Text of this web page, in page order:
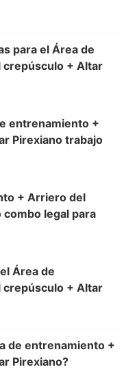
para el Área de
+ Altar
entrenamiento +
Pirexiano trabajo
+ Arriero del
legal para
Área de
+ Altar
de entrenamiento +
Pirexiano?